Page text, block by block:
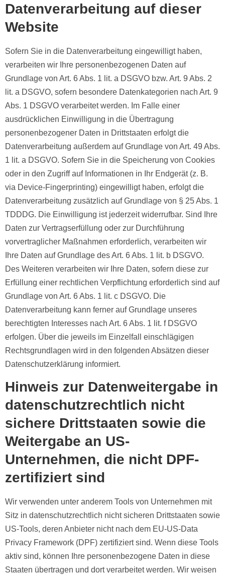
Datenverarbeitung auf dieser
Website
Sofern Sie in die Datenverarbeitung eingewilligt haben,
verarbeiten wir Ihre personenbezogenen Daten auf
Grundlage von Art. 6 Abs. 1 lit. a DSGVO bzw. Art. 9 Abs. 2
lit. a DSGVO, sofern besondere Datenkategorien nach Art. 9
Abs. 1 DSGVO verarbeitet werden. Im Falle einer
ausdrücklichen Einwilligung in die Übertragung
personenbezogener Daten in Drittstaaten erfolgt die
Datenverarbeitung außerdem auf Grundlage von Art. 49 Abs.
1 lit. a DSGVO. Sofern Sie in die Speicherung von Cookies
oder in den Zugriff auf Informationen in Ihr Endgerät (z. B.
via Device-Fingerprinting) eingewilligt haben, erfolgt die
Datenverarbeitung zusätzlich auf Grundlage von § 25 Abs. 1
TDDDG. Die Einwilligung ist jederzeit widerrufbar. Sind Ihre
Daten zur Vertragserfüllung oder zur Durchführung
vorvertraglicher Maßnahmen erforderlich, verarbeiten wir
Ihre Daten auf Grundlage des Art. 6 Abs. 1 lit. b DSGVO.
Des Weiteren verarbeiten wir Ihre Daten, sofern diese zur
Erfüllung einer rechtlichen Verpflichtung erforderlich sind auf
Grundlage von Art. 6 Abs. 1 lit. c DSGVO. Die
Datenverarbeitung kann ferner auf Grundlage unseres
berechtigten Interesses nach Art. 6 Abs. 1 lit. f DSGVO
erfolgen. Über die jeweils im Einzelfall einschlägigen
Rechtsgrundlagen wird in den folgenden Absätzen dieser
Datenschutzerklärung informiert.
Hinweis zur Datenweitergabe in
datenschutzrechtlich nicht
sichere Drittstaaten sowie die
Weitergabe an US-
Unternehmen, die nicht DPF-
zertifiziert sind
Wir verwenden unter anderem Tools von Unternehmen mit
Sitz in datenschutzrechtlich nicht sicheren Drittstaaten sowie
US-Tools, deren Anbieter nicht nach dem EU-US-Data
Privacy Framework (DPF) zertifiziert sind. Wenn diese Tools
aktiv sind, können Ihre personenbezogene Daten in diese
Staaten übertragen und dort verarbeitet werden. Wir weisen